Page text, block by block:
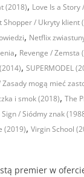
(2018), Love Is a Story
Shopper / Ukryty klient
, Netflix
, Revenge / Zemsta
, SUPERMODEL
mogą mieć
i smok (2018), The
/ Siódmy znak
(2019), Virgin School
premier w